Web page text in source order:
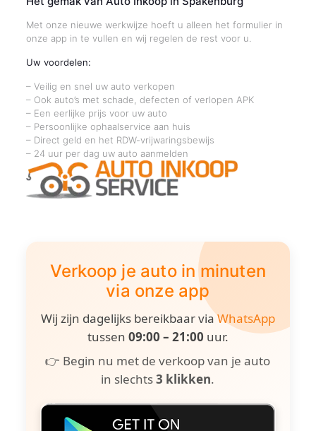
Met onze nieuwe werkwijze hoeft u alleen het formulier in
onze app in te vullen en wij regelen de rest voor u.
Uw voordelen:
– Veilig en snel uw auto verkopen
– Ook auto’s met schade, defecten of verlopen APK
– Een eerlijke prijs voor uw auto
– Persoonlijke ophaalservice aan huis
– Direct geld en het RDW-vrijwaringsbewijs
– 24 uur per dag uw auto aanmelden
Verkoop je auto in minuten
via onze app
Wij zijn dagelijks bereikbaar viaWhatsApp
tussen 09:00 – 21:00 uur.
👉 Begin nu met de verkoop van je auto
in slechts3 klikken.